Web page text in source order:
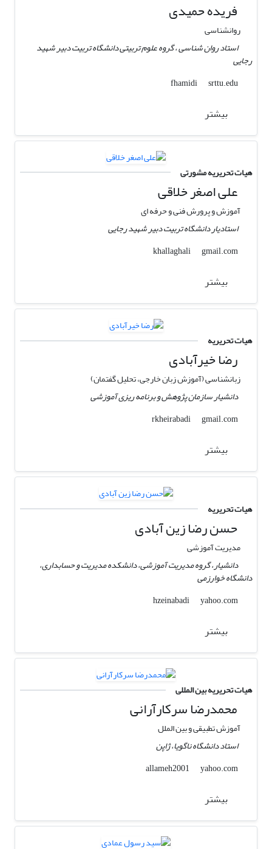
فریده حمیدی
روانشناسی
استاد روان شناسی ، گروه علوم تربیتی دانشگاه تربیت دبیر شهید
رجایی
fhamidi
srttu.edu
بیشتر
هیات تحریریه مشورتی
علی اصغر خلاقی
آموزش و پرورش فنی و حرفه ای
استادیار دانشگاه تربیت دبیر شهید رجایی
khallaghali
gmail.com
بیشتر
هیات تحریریه
رضا خیرآبادی
زبانشناسی (آموزش زبان خارجی، تحلیل گفتمان)
دانشیار سازمان پژوهش و برنامه ریزی آموزشی
rkheirabadi
gmail.com
بیشتر
هیات تحریریه
حسن رضا زین آبادی
مدیریت آموزشی
دانشیار، گروه مدیریت آموزشی، دانشکده مدیریت و حسابداری،
دانشگاه خوارزمی
hzeinabadi
yahoo.com
بیشتر
هیات تحریریه بین المللی
محمدرضا سرکارآرانی
آموزش تطبیقی و بین الملل
استاد دانشگاه ناگویا،‌ ژاپن
allameh2001
yahoo.com
بیشتر